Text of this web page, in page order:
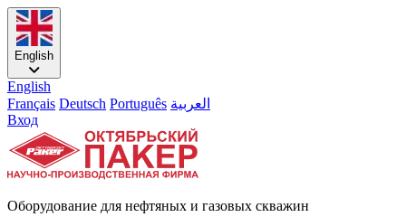
English
English
Français Deutsch Português العربية
Вход
Оборудование для нефтяных и газовых скважин